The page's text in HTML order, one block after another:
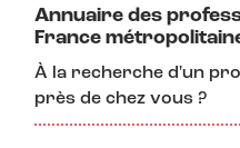
Annuaire des
France
À la recherche d'un
près de chez vous ?